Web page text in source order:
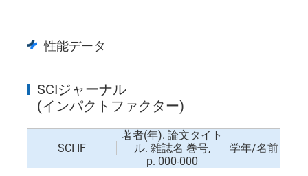
性能データ
SCIジャーナル
(インパクトファクター)
SCI IF
著者(年). 論文タイト
ル. 雑誌名 巻号,
p. 000-000
学年/名前